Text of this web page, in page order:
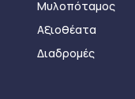
Μυλοπόταμος
Αξιοθέατα
Διαδρομές